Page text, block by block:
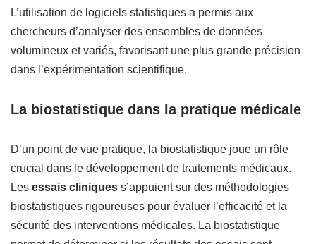
L’utilisation de logiciels statistiques a permis aux
chercheurs d’analyser des ensembles de données
volumineux et variés, favorisant une plus grande précision
dans l’expérimentation scientifique.
La biostatistique dans la pratique médicale
D’un point de vue pratique, la biostatistique joue un rôle
crucial dans le développement de traitements médicaux.
Les essais cliniques s’appuient sur des méthodologies
biostatistiques rigoureuses pour évaluer l’efficacité et la
sécurité des interventions médicales. La biostatistique